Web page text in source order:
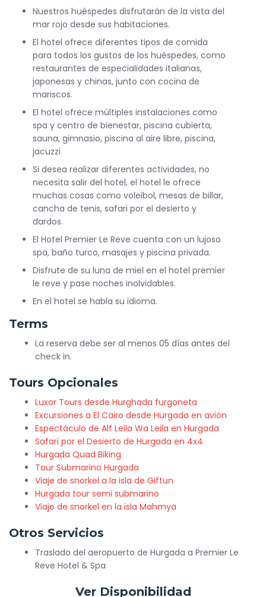
Nuestros huéspedes disfrutarán de la vista del
mar rojo desde sus habitaciones.
El hotel ofrece diferentes tipos de comida
para todos los gustos de los huéspedes, como
restaurantes de especialidades italianas,
japonesas y chinas, junto con cocina de
mariscos.
El hotel ofrece múltiples instalaciones como
spa y centro de bienestar, piscina cubierta,
sauna, gimnasio, piscina al aire libre, piscina,
jacuzzi
Si desea realizar diferentes actividades, no
necesita salir del hotel, el hotel le ofrece
muchas cosas como voleibol, mesas de billar,
cancha de tenis, safari por el desierto y
dardos.
El Hotel Premier Le Reve cuenta con un lujoso
spa, baño turco, masajes y piscina privada.
Disfrute de su luna de miel en el hotel premier
le reve y pase noches inolvidables.
En el hotel se habla su idioma.
Terms
La reserva debe ser al menos 05 días antes del
check in.
Tours Opcionales
Luxor Tours desde Hurghada furgoneta
Excursiones a El Cairo desde Hurgada en avión
Espectáculo de Alf Leila Wa Leila en Hurgada
Safari por el Desierto de Hurgada en 4x4
Hurgada Quad Biking
Tour Submarino Hurgada
Viaje de snorkel a la isla de Giftun
Hurgada tour semi submarino
Viaje de snorkel en la isla Mahmya
Otros Servicios
Traslado del aeropuerto de Hurgada a Premier Le
Reve Hotel & Spa
Ver Disponibilidad